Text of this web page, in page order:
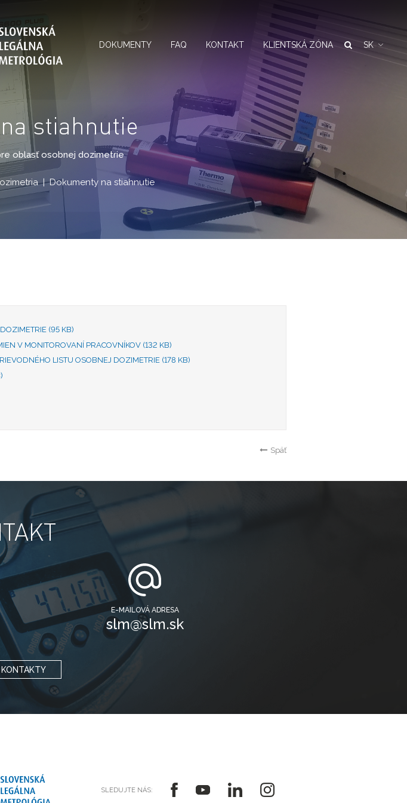
DOKUMENTY FAQ KONTAKT KLIENTSKÁ ZÓNA SK
stiahnutie
oblasť osobnej dozimetrie
Dokumenty na stiahnutie
(95 KB)
V MONITOROVANÍ PRACOVNÍKOV (132 KB)
LISTU OSOBNEJ DOZIMETRIE (178 KB)
Späť
E-MAILOVÁ ADRESA
slm@slm.sk
SLEDUJTE NÁS: